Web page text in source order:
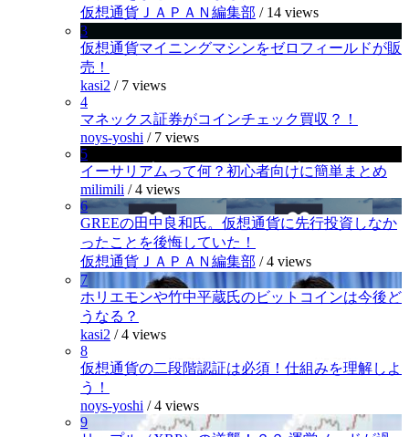
仮想通貨ＪＡＰＡＮ編集部 / 14 views
3
仮想通貨マイニングマシンをゼロフィールドが販
売！
kasi2 / 7 views
4
マネックス証券がコインチェック買収？！
noys-yoshi / 7 views
5
イーサリアムって何？初心者向けに簡単まとめ
milimili /4 views
6
GREEの田中良和氏。仮想通貨に先行投資しなか
ったことを後悔していた！
仮想通貨ＪＡＰＡＮ編集部 /4 views
7
ホリエモンや竹中平蔵氏のビットコインは今後ど
うなる？
kasi2 /4 views
8
仮想通貨の二段階認証は必須！仕組みを理解しよ
う！
noys-yoshi /4 views
9